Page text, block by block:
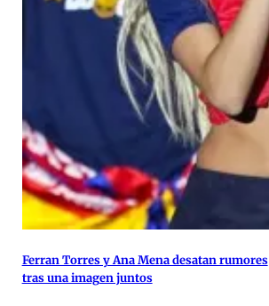
Ferran Torres y Ana Mena desatan rumores
tras una imagen juntos